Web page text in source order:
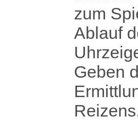
zum
Ablauf
Geben